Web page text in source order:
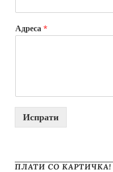
Адреса *
Испрати
ПЛАТИ СО КАРТИЧКА!